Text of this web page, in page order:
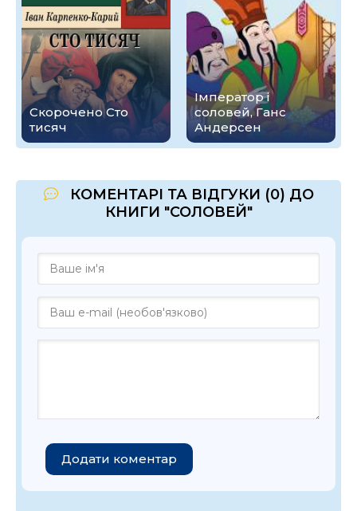
Скорочено Сто
тисяч
Імператор і
соловей, Ганс
Андерсен
КОМЕНТАРІ ТА ВІДГУКИ (0) ДО
КНИГИ "СОЛОВЕЙ"
Додати коментар